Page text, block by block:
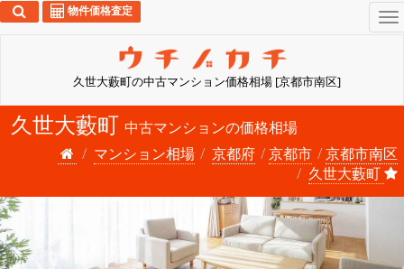
久世大藪町の中古マンション価格相場 [京都市南区]
物件価格査定
久世大藪町 中古マンションの価格相場
マンション相場
京都府 京都市
京都市南区
久世大藪町